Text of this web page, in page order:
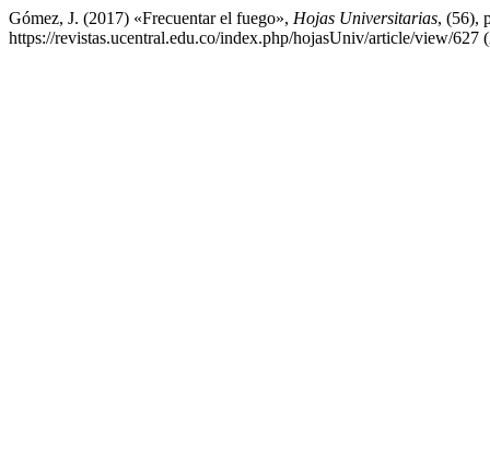
Gómez, J. (2017) «Frecuentar el fuego», Hojas Universitarias, (56),
https://revistas.ucentral.edu.co/index.php/hojasUniv/article/view/627